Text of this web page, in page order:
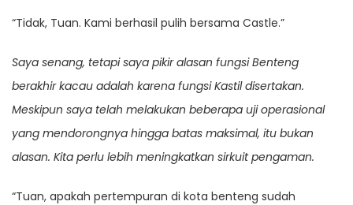
“Tidak, Tuan. Kami berhasil pulih bersama Castle.”
Saya senang, tetapi saya pikir alasan fungsi Benteng
berakhir kacau adalah karena fungsi Kastil disertakan.
Meskipun saya telah melakukan beberapa uji operasional
yang mendorongnya hingga batas maksimal, itu bukan
alasan. Kita perlu lebih meningkatkan sirkuit pengaman.
“Tuan, apakah pertempuran di kota benteng sudah